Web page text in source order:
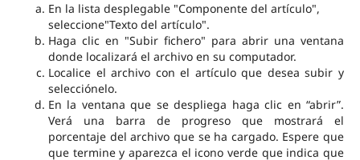
En la lista desplegable "Componente del artículo",
seleccione"Texto del artículo".
Haga clic en "Subir fichero" para abrir una ventana
donde localizará el archivo en su computador.
Localice el archivo con el artículo que desea subir y
selecciónelo.
En la ventana que se despliega haga clic en “abrir”.
Verá una barra de progreso que mostrará el
porcentaje del archivo que se ha cargado. Espere que
que termine y aparezca el icono verde que indica que